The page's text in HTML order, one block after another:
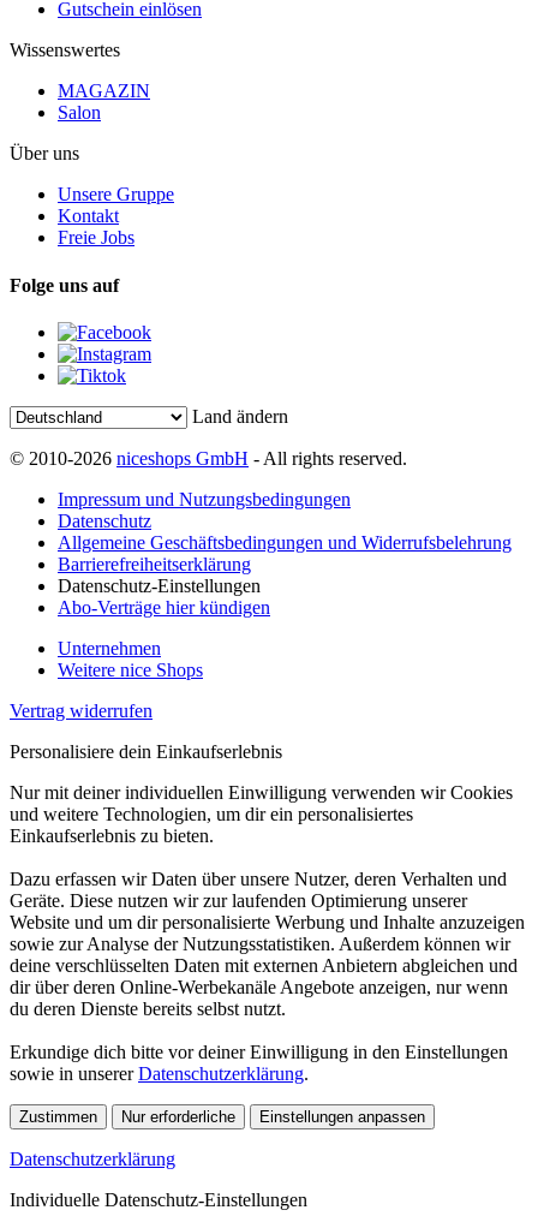
Gutschein einlösen
Wissenswertes
MAGAZIN
Salon
Über uns
Unsere Gruppe
Kontakt
Freie Jobs
Folge uns auf
Land ändern
© 2010-2026 niceshops GmbH - All rights reserved.
Impressum und Nutzungsbedingungen
Datenschutz
Allgemeine Geschäftsbedingungen und Widerrufsbelehrung
Barrierefreiheitserklärung
Datenschutz-Einstellungen
Abo-Verträge hier kündigen
Unternehmen
Weitere nice Shops
Vertrag widerrufen
Personalisiere dein Einkaufserlebnis
Nur mit deiner individuellen Einwilligung verwenden wir Cookies
und weitere Technologien, um dir ein personalisiertes
Einkaufserlebnis zu bieten.
Dazu erfassen wir Daten über unsere Nutzer, deren Verhalten und
Geräte. Diese nutzen wir zur laufenden Optimierung unserer
Website und um dir personalisierte Werbung und Inhalte anzuzeigen
sowie zur Analyse der Nutzungsstatistiken. Außerdem können wir
deine verschlüsselten Daten mit externen Anbietern abgleichen und
dir über deren Online-Werbekanäle Angebote anzeigen, nur wenn
du deren Dienste bereits selbst nutzt.
Erkundige dich bitte vor deiner Einwilligung in den Einstellungen
sowie in unsererDatenschutzerklärung.
Zustimmen Nur erforderliche Einstellungen anpassen
Datenschutzerklärung
Individuelle Datenschutz-Einstellungen